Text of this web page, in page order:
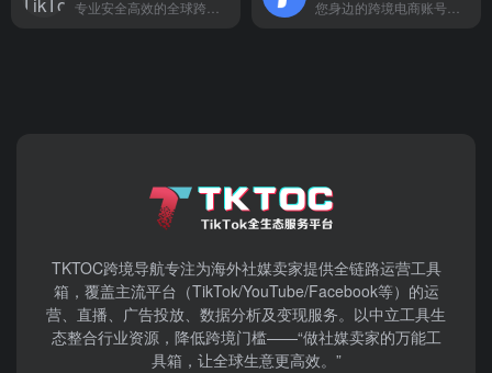
TKTOC跨境导航​专注为海外社媒卖家提供全链路运营工具
箱，覆盖主流平台（TikTok/YouTube/Facebook等）​的运
营、直播、广告投放、数据分析及变现服务。以中立工具生
态整合行业资源，降低跨境门槛——“做社媒卖家的万能工
具箱，让全球生意更高效。”